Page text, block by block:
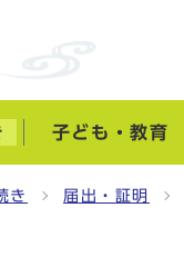
子ども・教育
き 届出・証明